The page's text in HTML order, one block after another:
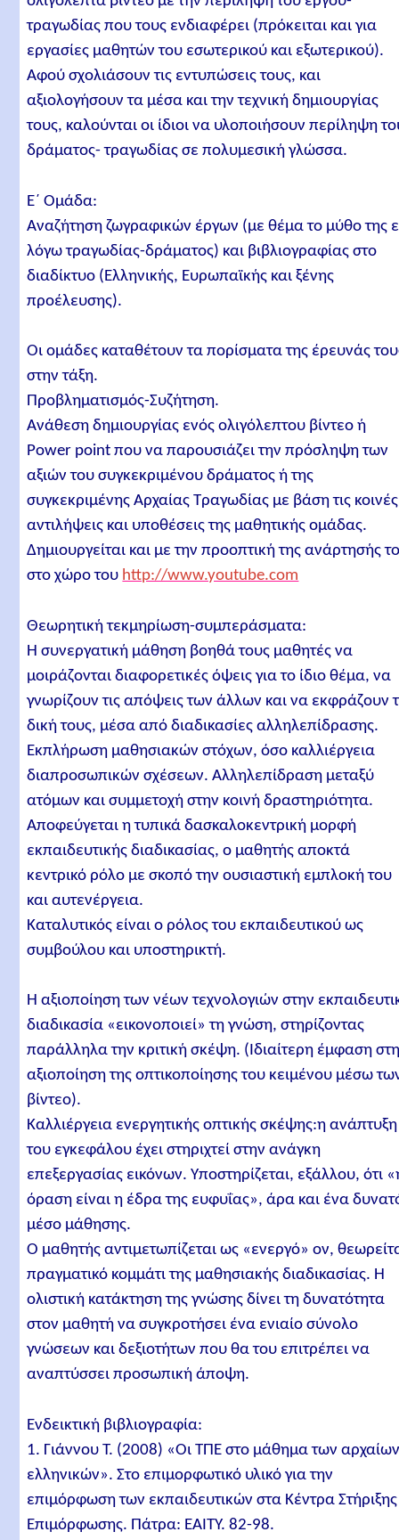
τραγωδίας που τους ενδιαφέρει (πρόκειται και για
εργασίες μαθητών του εσωτερικού και εξωτερικού).
Αφού σχολιάσουν τις εντυπώσεις τους, και
αξιολογήσουν τα μέσα και την τεχνική δημιουργίας
τους, καλούνται οι ίδιοι να υλοποιήσουν περίληψη
δράματος- τραγωδίας σε πολυμεσική γλώσσα.
Ε΄ Ομάδα:
Αναζήτηση ζωγραφικών έργων (με θέμα το μύθο της
λόγω τραγωδίας-δράματος) και βιβλιογραφίας στο
διαδίκτυο (Ελληνικής, Ευρωπαϊκής και ξένης
προέλευσης).
Οι ομάδες καταθέτουν τα πορίσματα της έρευνάς
στην τάξη.
Προβληματισμός-Συζήτηση.
Ανάθεση δημιουργίας ενός ολιγόλεπτου βίντεο ή
Power point που να παρουσιάζει την πρόσληψη των
αξιών του συγκεκριμένου δράματος ή της
συγκεκριμένης Αρχαίας Τραγωδίας με βάση τις κοινές
αντιλήψεις και υποθέσεις της μαθητικής ομάδας.
Δημιουργείται και με την προοπτική της ανάρτησής
στο χώρο του http://www.youtube.com
Θεωρητική τεκμηρίωση-συμπεράσματα:
Η συνεργατική μάθηση βοηθά τους μαθητές να
μοιράζονται διαφορετικές όψεις για το ίδιο θέμα, να
γνωρίζουν τις απόψεις των άλλων και να εκφράζουν
δική τους, μέσα από διαδικασίες αλληλεπίδρασης.
Εκπλήρωση μαθησιακών στόχων, όσο καλλιέργεια
διαπροσωπικών σχέσεων. Αλληλεπίδραση μεταξύ
ατόμων και συμμετοχή στην κοινή δραστηριότητα.
Αποφεύγεται η τυπικά δασκαλοκεντρική μορφή
εκπαιδευτικής διαδικασίας, ο μαθητής αποκτά
κεντρικό ρόλο με σκοπό την ουσιαστική εμπλοκή του
και αυτενέργεια.
Καταλυτικός είναι ο ρόλος του εκπαιδευτικού ως
συμβούλου και υποστηρικτή.
Η αξιοποίηση των νέων τεχνολογιών στην
διαδικασία «εικονοποιεί» τη γνώση, στηρίζοντας
παράλληλα την κριτική σκέψη. (Ιδιαίτερη έμφαση
αξιοποίηση της οπτικοποίησης του κειμένου μέσω
βίντεο).
Καλλιέργεια ενεργητικής οπτικής σκέψης:η ανάπτυξη
του εγκεφάλου έχει στηριχτεί στην ανάγκη
επεξεργασίας εικόνων. Υποστηρίζεται, εξάλλου, ότι
όραση είναι η έδρα της ευφυΐας», άρα και ένα
μέσο μάθησης.
Ο μαθητής αντιμετωπίζεται ως «ενεργό» ον,
πραγματικό κομμάτι της μαθησιακής διαδικασίας. Η
ολιστική κατάκτηση της γνώσης δίνει τη δυνατότητα
στον μαθητή να συγκροτήσει ένα ενιαίο σύνολο
γνώσεων και δεξιοτήτων που θα του επιτρέπει να
αναπτύσσει προσωπική άποψη.
Ενδεικτική βιβλιογραφία:
1. Γιάννου Τ. (2008) «Οι ΤΠΕ στο μάθημα των
ελληνικών». Στο επιμορφωτικό υλικό για την
επιμόρφωση των εκπαιδευτικών στα Κέντρα Στήριξης
Επιμόρφωσης. Πάτρα: ΕΑΙΤΥ. 82-98.